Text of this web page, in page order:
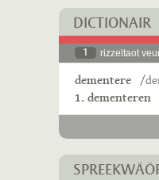
DICTIONAIR
1 rizzeltaot
dementere /
1. dementeren